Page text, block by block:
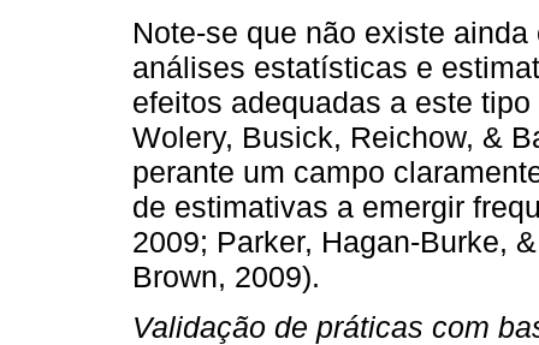
Note-se que não existe
análises estatísticas e
efeitos adequadas a este
Wolery, Busick, Reichow, &
perante um campo
de estimativas a emergir
2009; Parker, Hagan-Burke,
Brown, 2009).
Validação de práticas com